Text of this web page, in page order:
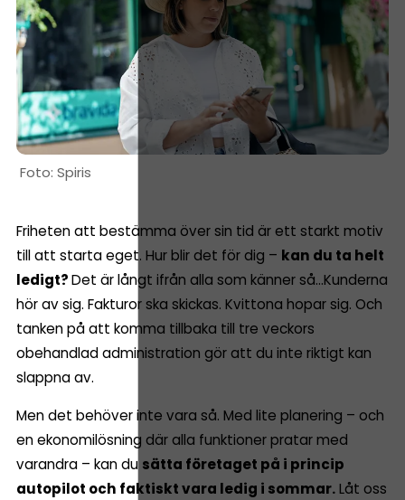
Spiris
Friheten att bestämma över sin tid är ett starkt motiv
till att starta eget. Hur blir det för dig – kan du ta helt
ledigt?Det är långt ifrån alla som känner så…Kunderna
hör av sig. Fakturor ska skickas. Kvittona hopar sig. Och
tanken på att komma tillbaka till tre veckors
obehandlad administration gör att du inte riktigt kan
slappna av.
Men det behöver inte vara så. Med lite planering – och
en ekonomilösning där alla funktioner pratar med
varandra – kan du sätta företaget på i princip
autopilot och faktiskt vara ledig i sommar.Låt oss